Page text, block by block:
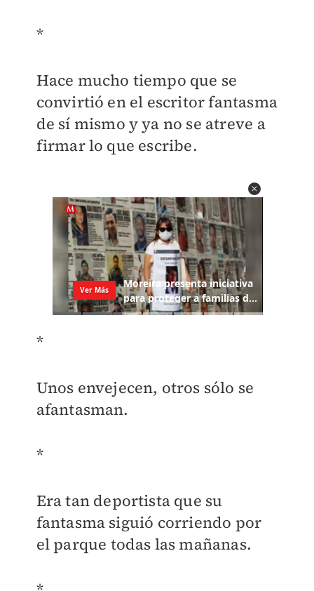
*
Hace mucho tiempo que se
convirtió en el escritor fantasma
de sí mismo y ya no se atreve a
firmar lo que escribe.
*
Unos envejecen, otros sólo se
afantasman.
*
Era tan deportista que su
fantasma siguió corriendo por
el parque todas las mañanas.